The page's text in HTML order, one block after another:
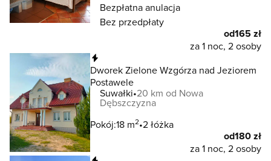
Bezpłatna anulacja
Bez przedpłaty
od165 zł
za 1 noc, 2 osoby
Dworek Zielone Wzgórza nad Jeziorem
Postawele
Suwałki 20 km od Nowa
Dębszczyzna
Pokój:18 m2 2 łóżka
od180 zł
za 1 noc, 2 osoby